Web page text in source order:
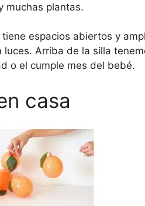
muchas plantas.
espacios abiertos y
Arriba de la silla
o el cumple mes del bebé.
casa